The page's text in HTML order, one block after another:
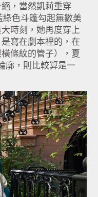
，當然凱莉重穿
色斗篷勾起無數美
時刻，她再度穿上
寫在劇本裡的，在
條紋的管子），夏
廓，則比較算是一